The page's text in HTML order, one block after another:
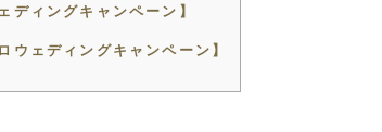
ディングキャンペーン】
ウェディングキャンペーン】